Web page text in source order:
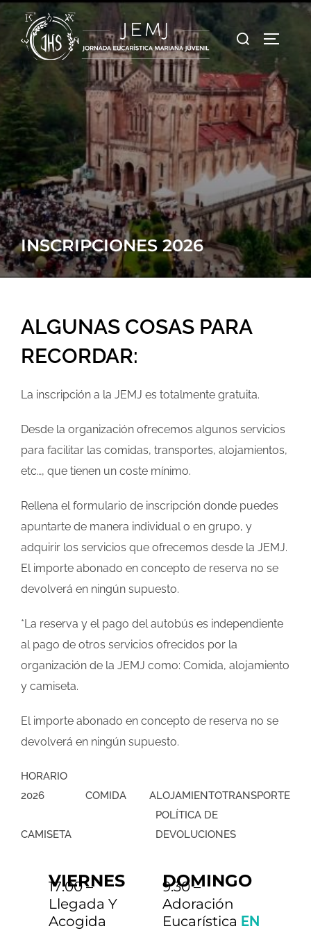
INSCRIPCIONES 2026
ALGUNAS COSAS PARA
RECORDAR:
La inscripción a la JEMJ es totalmente gratuita.
Desde la organización ofrecemos algunos servicios
para facilitar las comidas, transportes, alojamientos,
etc…, que tienen un coste mínimo.
Rellena el formulario de inscripción donde puedes
apuntarte de manera individual o en grupo, y
adquirir los servicios que ofrecemos desde la JEMJ.
El importe abonado en concepto de reserva no se
devolverá en ningún supuesto.
*La reserva y el pago del autobús es independiente
al pago de otros servicios ofrecidos por la
organización de la JEMJ como: Comida, alojamiento
y camiseta.
El importe abonado en concepto de reserva no se
devolverá en ningún supuesto.
HORARIO
2026
COMIDA ALOJAMIENTOTRANSPORTE
CAMISETA
POLÍTICA DE
DEVOLUCIONES
VIERNES
17:00 –
Llegada Y
Acogida
DOMINGO
9:30 –
Adoración
Eucarística EN
PACK A: durante toda
la JEMJ
€35
CHICAS: Casa de
Betania (Albergue del COMPLETO€15
Autobús desde
Pamplona/Vitoria COMPLETO
€
Precio Camiseta JEMJ
2026: 8€